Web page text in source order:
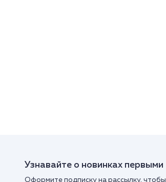
Узнавайте о новинках первыми
Оформите подписку на рассылку, чтобы